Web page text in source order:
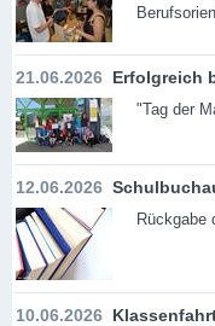
21.06.2026 Erfolgreich
"Tag der
12.06.2026
Rückgabe
10.06.2026